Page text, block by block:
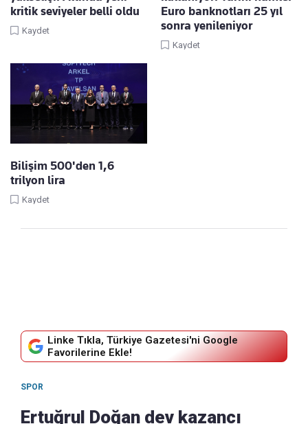
kritik seviyeler belli oldu
Kaydet
Euro banknotları 25 yıl
sonra yenileniyor
Kaydet
Bilişim 500'den 1,6
trilyon lira
Kaydet
Linke Tıkla, Türkiye Gazetesi'ni Google
Favorilerine Ekle!
SPOR
Ertuğrul Doğan dev kazancı